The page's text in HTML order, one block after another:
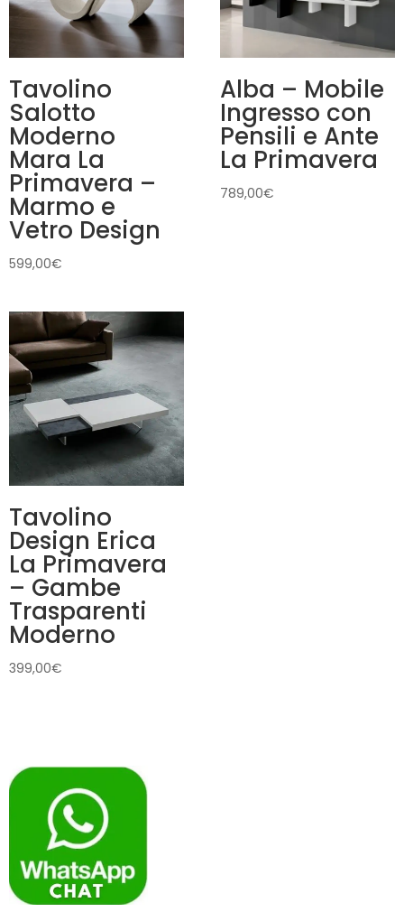
Tavolino
Salotto
Moderno
Mara La
Primavera –
Marmo e
Vetro Design
599,00€
Alba – Mobile
Ingresso con
Pensili e Ante
La Primavera
789,00€
Tavolino
Design Erica
La Primavera
– Gambe
Trasparenti
Moderno
399,00€